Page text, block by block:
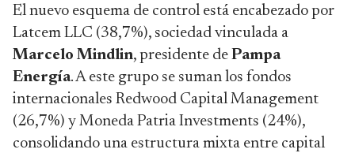
El nuevo esquema de control está encabezado por
Latcem LLC (38,7%), sociedad vinculada a
Marcelo Mindlin, presidente de Pampa
Energía. A este grupo se suman los fondos
internacionales Redwood Capital Management
(26,7%) y Moneda Patria Investments (24%),
consolidando una estructura mixta entre capital